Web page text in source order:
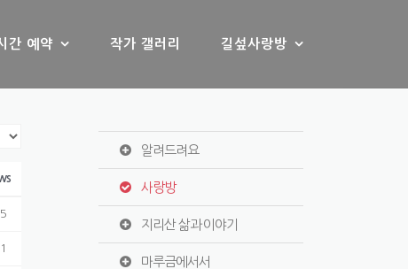
간 예약 작가 갤러리 길섶사랑방
알려드려요
사랑방
지리산 삶과 이야기
마루금에서서